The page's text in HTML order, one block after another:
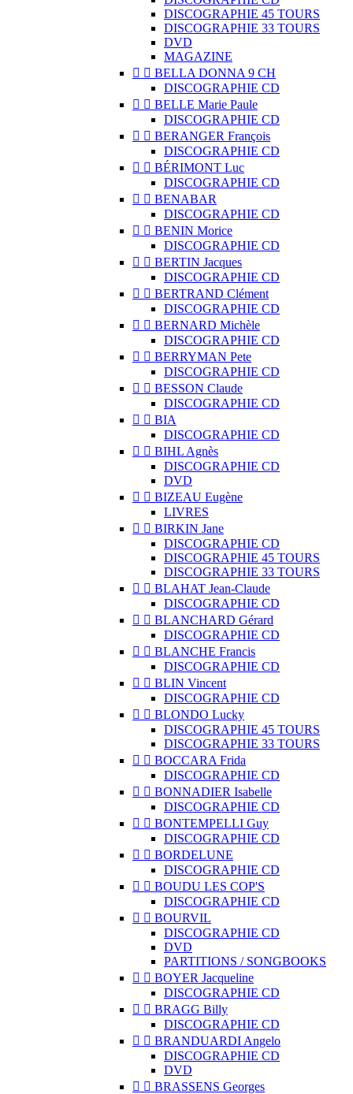
DISCOGRAPHIE 45 TOURS
DISCOGRAPHIE 33 TOURS
DVD
MAGAZINE
  BELLA DONNA 9 CH
DISCOGRAPHIE CD
  BELLE Marie Paule
DISCOGRAPHIE CD
  BERANGER François
DISCOGRAPHIE CD
  BÉRIMONT Luc
DISCOGRAPHIE CD
  BENABAR
DISCOGRAPHIE CD
  BENIN Morice
DISCOGRAPHIE CD
  BERTIN Jacques
DISCOGRAPHIE CD
  BERTRAND Clément
DISCOGRAPHIE CD
  BERNARD Michèle
DISCOGRAPHIE CD
  BERRYMAN Pete
DISCOGRAPHIE CD
  BESSON Claude
DISCOGRAPHIE CD
  BIA
DISCOGRAPHIE CD
  BIHL Agnès
DISCOGRAPHIE CD
DVD
  BIZEAU Eugène
LIVRES
  BIRKIN Jane
DISCOGRAPHIE CD
DISCOGRAPHIE 45 TOURS
DISCOGRAPHIE 33 TOURS
  BLAHAT Jean-Claude
DISCOGRAPHIE CD
  BLANCHARD Gérard
DISCOGRAPHIE CD
  BLANCHE Francis
DISCOGRAPHIE CD
  BLIN Vincent
DISCOGRAPHIE CD
  BLONDO Lucky
DISCOGRAPHIE 45 TOURS
DISCOGRAPHIE 33 TOURS
  BOCCARA Frida
DISCOGRAPHIE CD
  BONNADIER Isabelle
DISCOGRAPHIE CD
  BONTEMPELLI Guy
DISCOGRAPHIE CD
  BORDELUNE
DISCOGRAPHIE CD
  BOUDU LES COP'S
DISCOGRAPHIE CD
  BOURVIL
DISCOGRAPHIE CD
DVD
PARTITIONS / SONGBOOKS
  BOYER Jacqueline
DISCOGRAPHIE CD
  BRAGG Billy
DISCOGRAPHIE CD
  BRANDUARDI Angelo
DISCOGRAPHIE CD
DVD
  BRASSENS Georges